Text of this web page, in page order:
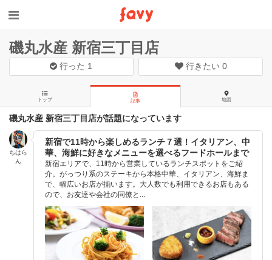
磯丸水産 新宿三丁目店
行った 1 行きたい 0
トップ 記事 地図
磯丸水産 新宿三丁目店が話題になっています
ちはら
ん
新宿で11時から楽しめるランチ７選！イタリアン、中
華、海鮮に好きなメニューを選べるフードホールまで
新宿エリアで、11時から営業しているランチスポットをご紹
介。がっつり系のステーキから本格中華、イタリアン、海鮮ま
で、幅広いお店が揃います。大人数でも利用できるお店もある
ので、お友達や会社の同僚と...